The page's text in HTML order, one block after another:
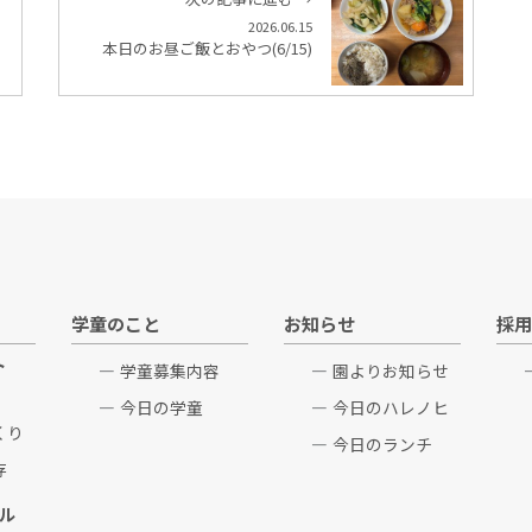
2026.06.15
本日のお昼ご飯とおやつ(6/15)
り
学童のこと
学童募集内容
今日の学童
お知らせ
園よりお知らせ
今日のハレノヒ
今日のランチ
採